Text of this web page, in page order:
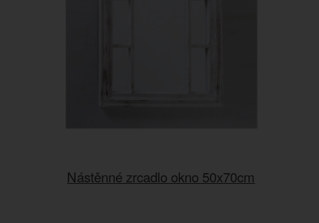
Nástěnné zrcadlo okno 50x70cm